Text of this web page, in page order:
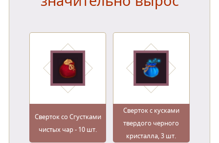
Сверток со Сгустками
чистых чар - 10 шт.
Сверток с кусками
твердого черного
кристалла, 3 шт.